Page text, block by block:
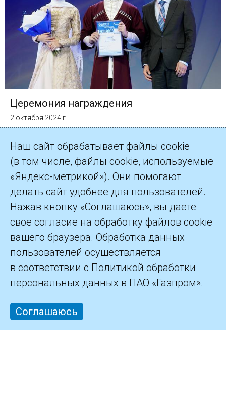
Церемония награждения
2 октября 2024 г.
©2026 ПАО «Газпром»
Контакты
Наш сайт обрабатывает файлы cookie
(в том числе, файлы cookie, используемые
«Яндекс-метрикой»). Они помогают
делать сайт удобнее для пользователей.
Нажав кнопку «Соглашаюсь», вы даете
свое согласие на обработку файлов cookie
вашего браузера. Обработка данных
пользователей осуществляется
в соответствии с Политикой обработки
персональных данных в ПАО «Газпром».
Соглашаюсь